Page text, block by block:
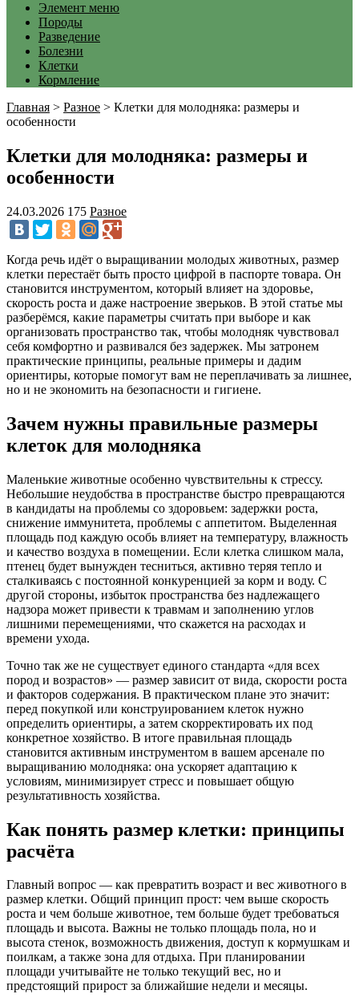
Элемент меню
Породы
Разведение
Болезни
Клетки
Кормление
Главная > Разное > Клетки для молодняка: размеры и
особенности
Клетки для молодняка: размеры и
особенности
24.03.2026 175 Разное
Когда речь идёт о выращивании молодых животных, размер
клетки перестаёт быть просто цифрой в паспорте товара. Он
становится инструментом, который влияет на здоровье,
скорость роста и даже настроение зверьков. В этой статье мы
разберёмся, какие параметры считать при выборе и как
организовать пространство так, чтобы молодняк чувствовал
себя комфортно и развивался без задержек. Мы затронем
практические принципы, реальные примеры и дадим
ориентиры, которые помогут вам не переплачивать за лишнее,
но и не экономить на безопасности и гигиене.
Зачем нужны правильные размеры
клеток для молодняка
Маленькие животные особенно чувствительны к стрессу.
Небольшие неудобства в пространстве быстро превращаются
в кандидаты на проблемы со здоровьем: задержки роста,
снижение иммунитета, проблемы с аппетитом. Выделенная
площадь под каждую особь влияет на температуру, влажность
и качество воздуха в помещении. Если клетка слишком мала,
птенец будет вынужден тесниться, активно теряя тепло и
сталкиваясь с постоянной конкуренцией за корм и воду. С
другой стороны, избыток пространства без надлежащего
надзора может привести к травмам и заполнению углов
лишними перемещениями, что скажется на расходах и
времени ухода.
Точно так же не существует единого стандарта «для всех
пород и возрастов» — размер зависит от вида, скорости роста
и факторов содержания. В практическом плане это значит:
перед покупкой или конструированием клеток нужно
определить ориентиры, а затем скорректировать их под
конкретное хозяйство. В итоге правильная площадь
становится активным инструментом в вашем арсенале по
выращиванию молодняка: она ускоряет адаптацию к
условиям, минимизирует стресс и повышает общую
результативность хозяйства.
Как понять размер клетки: принципы
расчёта
Главный вопрос — как превратить возраст и вес животного в
размер клетки. Общий принцип прост: чем выше скорость
роста и чем больше животное, тем больше будет требоваться
площадь и высота. Важны не только площадь пола, но и
высота стенок, возможность движения, доступ к кормушкам и
поилкам, а также зона для отдыха. При планировании
площади учитывайте не только текущий вес, но и
предстоящий прирост за ближайшие недели и месяцы.